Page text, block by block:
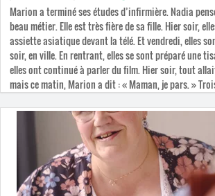
Marion a terminé ses études d’infirmière. Nadia
beau métier. Elle est très fière de sa fille. Hier soir,
assiette asiatique devant la télé. Et vendredi, elles
soir, en ville. En rentrant, elles se sont préparé une
elles ont continué à parler du film. Hier soir, tout
mais ce matin, Marion a dit : « Maman, je pars. »